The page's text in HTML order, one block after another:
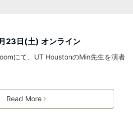
23日(土) オンライン
にて、UT HoustonのMin先生を演者
Read More